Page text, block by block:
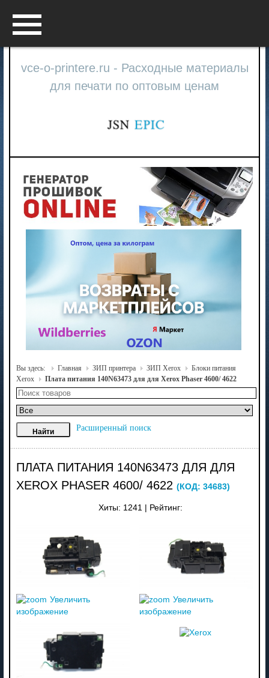
vce-o-printere.ru - Расходные материалы
для печати по оптовым ценам
Вы здесь: Главная ЗИП принтера ЗИП Xerox
Блоки питания
Xerox
Плата питания 140N63473 для для Xerox Phaser 4600/ 4622
Расширенный поиск
ПЛАТА ПИТАНИЯ 140N63473 ДЛЯ ДЛЯ
XEROX PHASER 4600/ 4622 (КОД: 34683)
Хиты: 1241 Рейтинг:
Увеличить
изображение
Увеличить
изображение